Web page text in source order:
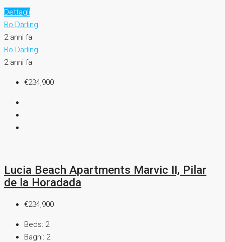
Dettagli
Bo Darling
2 anni fa
Bo Darling
2 anni fa
€234,900
Lucia Beach Apartments Marvic II, Pilar
de la Horadada
€234,900
Beds: 2
Bagni: 2